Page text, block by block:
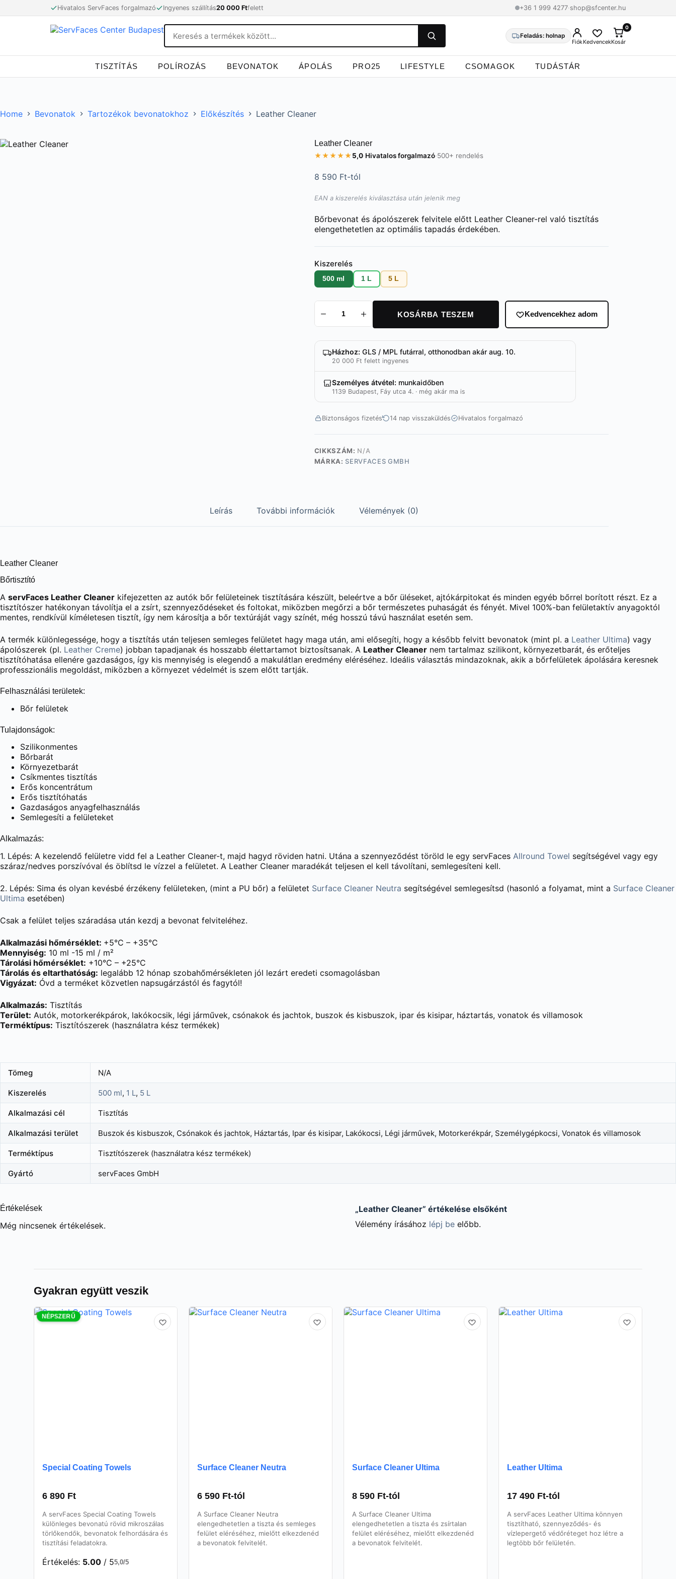
to
Hivatalos ServFaces forgalmazó Ingyenes szállítás20 000 Ftfelett +36 1 999 4277· shop@sfcenter.hu
Feladás: holnap
FiókKedvencekKosár
0
TISZTÍTÁS POLÍROZÁS BEVONATOK ÁPOLÁS PRO25 LIFESTYLE CSOMAGOK TUDÁSTÁR
Home Bevonatok Tartozékok bevonatokhoz Előkészítés Leather Cleaner
Leather Cleaner
★★★★★5,0·Hivatalos forgalmazó·500+ rendelés
8 590 Ft-tól
EAN a kiszerelés kiválasztása után jelenik meg
Bőrbevonat és ápolószerek felvitele előtt Leather Cleaner-rel való tisztítás
elengethetetlen az optimális tapadás érdekében.
Kiszerelés
500 ml 1 L 5 L
Leather
Cleaner
KOSÁRBA TESZEM Kedvencekhez adom
Házhoz: GLS / MPL futárral, otthonodban akár aug. 10.
20 000 Ft felett ingyenes
Személyes átvétel: munkaidőben
1139 Budapest, Fáy utca 4. · még akár ma is
Biztonságos fizetés 14 nap visszaküldés Hivatalos forgalmazó
CIKKSZÁM: N/A
MÁRKA: SERVFACES GMBH
Leírás További információk Vélemények (0)
Leather Cleaner
Bőrtisztító
A servFaces Leather Cleaner kifejezetten az autók bőr felületeinek tisztítására készült, beleértve a bőr üléseket, ajtókárpitokat és minden egyéb bőrrel borított részt. Ez a
tisztítószer hatékonyan távolítja el a zsírt, szennyeződéseket és foltokat, miközben megőrzi a bőr természetes puhaságát és fényét. Mivel 100%-ban felületaktív anyagoktól
mentes, rendkívül kíméletesen tisztít, így nem károsítja a bőr textúráját vagy színét, még hosszú távú használat esetén sem.
A termék különlegessége, hogy a tisztítás után teljesen semleges felületet hagy maga után, ami elősegíti, hogy a később felvitt bevonatok (mint pl. a Leather Ultima) vagy
ápolószerek (pl. Leather Creme) jobban tapadjanak és hosszabb élettartamot biztosítsanak. A Leather Cleaner nem tartalmaz szilikont, környezetbarát, és erőteljes
tisztítóhatása ellenére gazdaságos, így kis mennyiség is elegendő a makulátlan eredmény eléréséhez. Ideális választás mindazoknak, akik a bőrfelületek ápolására keresnek
professzionális megoldást, miközben a környezet védelmét is szem előtt tartják.
Felhasználási területek:
Bőr felületek
Tulajdonságok:
Szilikonmentes
Bőrbarát
Környezetbarát
Csíkmentes tisztítás
Erős koncentrátum
Erős tisztítóhatás
Gazdaságos anyagfelhasználás
Semlegesíti a felületeket
Alkalmazás:
1. Lépés: A kezelendő felületre vidd fel a Leather Cleaner-t, majd hagyd röviden hatni. Utána a szennyeződést töröld le egy servFaces Allround Towel segítségével vagy egy
száraz/nedves porszívóval és öblítsd le vízzel a felületet. A Leather Cleaner maradékát teljesen el kell távolítani, semlegesíteni kell.
2. Lépés: Sima és olyan kevésbé érzékeny felületeken, (mint a PU bőr) a felületet Surface Cleaner Neutra segítségével semlegesítsd (hasonló a folyamat, mint a Surface Cleaner
Ultima esetében)
Csak a felület teljes száradása után kezdj a bevonat felviteléhez.
Alkalmazási hőmérséklet: +5°C – +35°C
Mennyiség: 10 ml -15 ml / m²
Tárolási hőmérséklet: +10°C – +25°C
Tárolás és eltarthatóság: legalább 12 hónap szobahőmérsékleten jól lezárt eredeti csomagolásban
Vigyázat: Óvd a terméket közvetlen napsugárzástól és fagytól!
Alkalmazás: Tisztítás
Terület: Autók, motorkerékpárok, lakókocsik, légi járművek, csónakok és jachtok, buszok és kisbuszok, ipar és kisipar, háztartás, vonatok és villamosok
Terméktípus: Tisztítószerek (használatra kész termékek)
Tömeg N/A
Kiszerelés 500 ml, 1 L, 5 L
Alkalmazási cél Tisztítás
Alkalmazási terület Buszok és kisbuszok, Csónakok és jachtok, Háztartás, Ipar és kisipar, Lakókocsi, Légi járművek, Motorkerékpár, Személygépkocsi, Vonatok és villamosok
Terméktípus Tisztítószerek (használatra kész termékek)
Gyártó servFaces GmbH
Értékelések
Még nincsenek értékelések.
„Leather Cleaner” értékelése elsőként
Vélemény írásához lépj beelőbb.
Gyakran együtt veszik
NÉPSZERŰ
Special Coating Towels
6 890 Ft
A servFaces Special Coating Towels
különleges bevonatú rövid mikroszálas
törlőkendők, bevonatok felhordására és
tisztítási feladatokra.
Értékelés: 5.00 / 55,0/5
Surface Cleaner Neutra
6 590 Ft-tól
A Surface Cleaner Neutra
elengedhetetlen a tiszta és semleges
felület eléréséhez, mielőtt elkezdenéd
a bevonatok felvitelét.
Surface Cleaner Ultima
8 590 Ft-tól
A Surface Cleaner Ultima
elengedhetetlen a tiszta és zsírtalan
felület eléréséhez, mielőtt elkezdenéd
a bevonatok felvitelét.
Leather Ultima
17 490 Ft-tól
A servFaces Leather Ultima könnyen
tisztítható, szennyeződés- és
vízlepergető védőréteget hoz létre a
legtöbb bőr felületén.